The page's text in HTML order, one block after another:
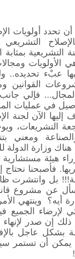
تحدد أولويات
التشريعية
الأولويات
عبْء تحديده..
القوانين
فإلي
في عمليات
إليها الآن لجنة
التشريعات،
ومعني
وزارة الدولة
هيئة مستشارية
فأصبحنا
بل وانتشرت
عن مشروع
أيه؟ وينتهي
لإرضاء الجميع
ذلك إن صدر
بشكل عاجل
يمكن أن تستمر